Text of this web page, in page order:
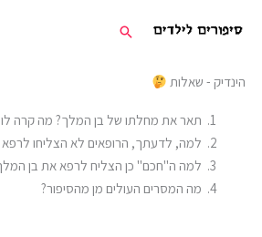
לתוכן
חיפוש
הינדיק - שאלות
תאר את מחלתו של בן המלך? מה קרה
למה, לדעתך, הרופאים לא הצליחו
למה ה"חכם" כן הצליח לרפא את בן
מה המסרים העולים מן מהסיפור?